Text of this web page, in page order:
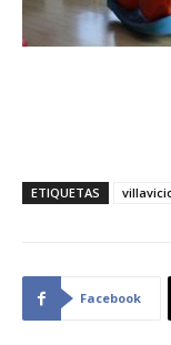
ETIQUETAS
Facebook